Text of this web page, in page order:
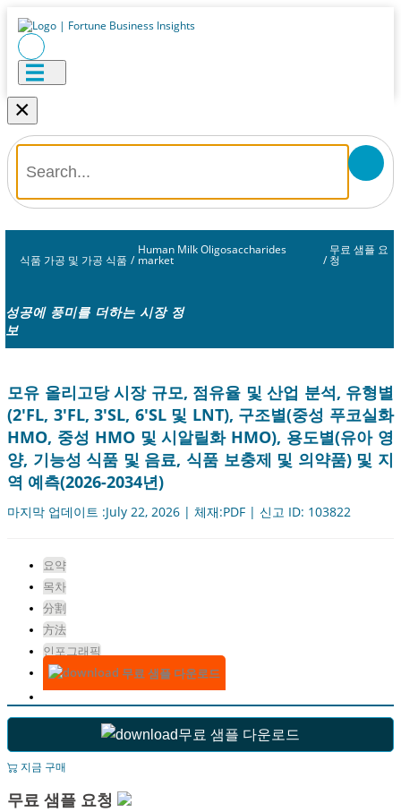
×
식품 가공 및 가공 식품 /
Human Milk Oligosaccharides
market /
무료 샘플 요
청
성공에 풍미를 더하는 시장 정
보
모유 올리고당 시장 규모, 점유율 및 산업 분석, 유형별
(2'FL, 3'FL, 3'SL, 6'SL 및 LNT), 구조별(중성 푸코실화
HMO, 중성 HMO 및 시알릴화 HMO), 용도별(유아 영
양, 기능성 식품 및 음료, 식품 보충제 및 의약품) 및 지
역 예측(2026-2034년)
마지막 업데이트 :July 22, 2026 | 체재:PDF | 신고 ID: 103822
요약
목차
分割
方法
인포그래픽
무료 샘플 다운로드
무료 샘플 다운로드
지금 구매
무료 샘플 요청